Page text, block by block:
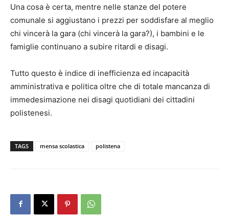
Una cosa è certa, mentre nelle stanze del potere
comunale si aggiustano i prezzi per soddisfare al meglio
chi vincerà la gara (chi vincerà la gara?), i bambini e le
famiglie continuano a subire ritardi e disagi.
Tutto questo è indice di inefficienza ed incapacità
amministrativa e politica oltre che di totale mancanza di
immedesimazione nei disagi quotidiani dei cittadini
polistenesi.
TAGS mensa scolastica polistena